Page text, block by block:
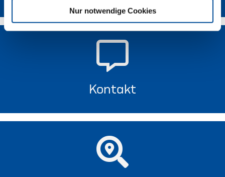
Nur notwendige Cookies
Kontakt